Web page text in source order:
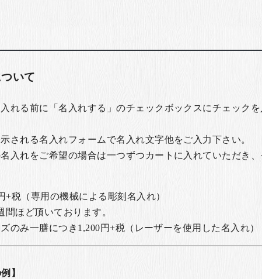
いて
れる前に「名入れする」のチェックボックスにチェック
される名入れフォームで名入れ文字他をご入力下さい。
名入れをご希望の場合は一つずつカートに入れていただき
+税（専用の機械による彫刻名入れ）
間ほど頂いております。
のみ一膳につき1,200円+税 （レーザーを使用した名入れ）
】